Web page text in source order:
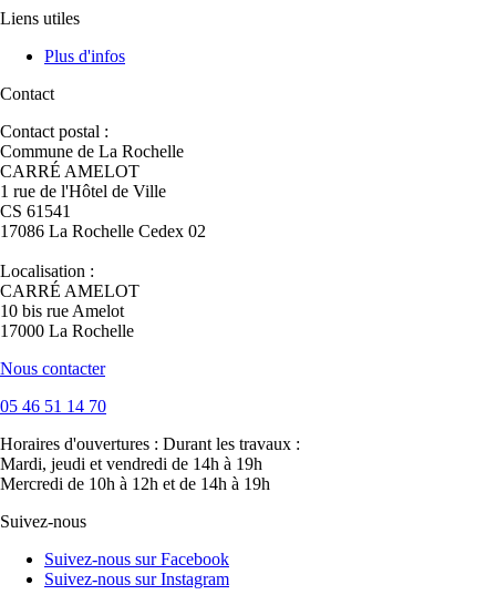
Liens utiles
Plus d'infos
Contact
Contact postal :
Commune de La Rochelle
CARRÉ AMELOT
1 rue de l'Hôtel de Ville
CS 61541
17086 La Rochelle Cedex 02
Localisation :
CARRÉ AMELOT
10 bis rue Amelot
17000 La Rochelle
Nous contacter
05 46 51 14 70
Horaires d'ouvertures : Durant les travaux :
Mardi, jeudi et vendredi de 14h à 19h
Mercredi de 10h à 12h et de 14h à 19h
Suivez-nous
Suivez-nous sur Facebook
Suivez-nous sur Instagram